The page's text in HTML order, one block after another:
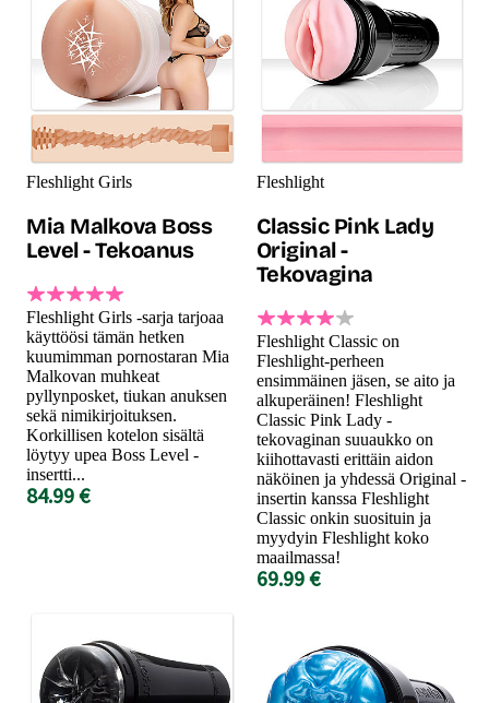
Fleshlight Girls
Mia Malkova Boss
Level - Tekoanus
Fleshlight Girls -sarja tarjoaa
käyttöösi tämän hetken
kuumimman pornostaran Mia
Malkovan muhkeat
pyllynposket, tiukan anuksen
sekä nimikirjoituksen.
Korkillisen kotelon sisältä
löytyy upea Boss Level -
insertti...
84.99 €
Fleshlight
Classic Pink Lady
Original -
Tekovagina
Fleshlight Classic on
Fleshlight-perheen
ensimmäinen jäsen, se aito ja
alkuperäinen! Fleshlight
Classic Pink Lady -
tekovaginan suuaukko on
kiihottavasti erittäin aidon
näköinen ja yhdessä Original -
insertin kanssa Fleshlight
Classic onkin suosituin ja
myydyin Fleshlight koko
maailmassa!
69.99 €